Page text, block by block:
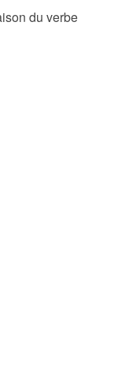
du verbe